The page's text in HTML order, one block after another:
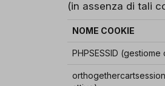
(in assenza di tali
NOME COOKIE
PHPSESSID